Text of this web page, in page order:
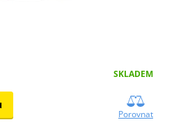
SKLADEM
Porovnat